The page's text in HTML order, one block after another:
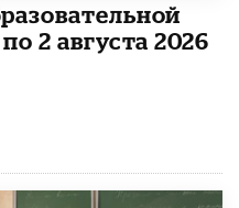
2 августа 2026